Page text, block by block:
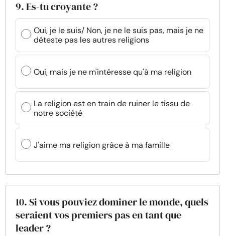
9. Es-tu croyante ?
Oui, je le suis/ Non, je ne le suis pas, mais je ne
déteste pas les autres religions
Oui, mais je ne m'intéresse qu'à ma religion
La religion est en train de ruiner le tissu de
notre société
J'aime ma religion grâce à ma famille
10. Si vous pouviez dominer le monde, quels
seraient vos premiers pas en tant que
leader ?